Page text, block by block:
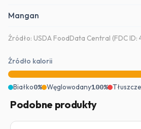
Mangan
Źródło: USDA FoodData Central (FDC ID:
Źródło kalorii
Białko0% Węglowodany100% Tłuszcze
Podobne produkty